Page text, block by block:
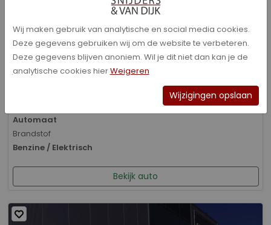
Audi A3 - Sportback 40 TFSI e Advanced edition
Bouwjaar
01-2026
Kilometerstand
Automaat
Brandstof
Benzine / Elektrisch
Bekijk auto
Wij maken gebruik van analytische en social media cookies.
Deze gegevens gebruiken wij om de website te verbeteren.
Deze gegevens blijven anoniem. Wil je dit niet dan kan je de
analytische cookies hierWeigeren
Wijzigingen opslaan